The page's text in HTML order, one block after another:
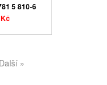
5 810-6
Další »